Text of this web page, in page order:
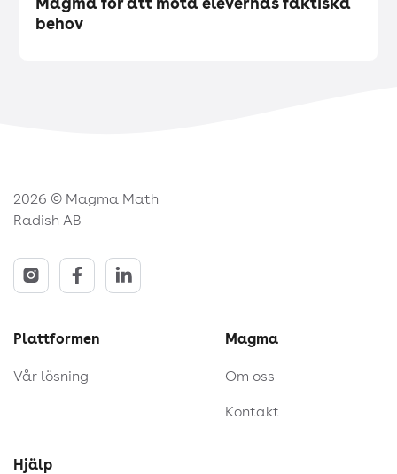
behov
2026 © Magma Math
Radish AB
Plattformen
Vår lösning
Magma
Om oss
Kontakt
Hjälp